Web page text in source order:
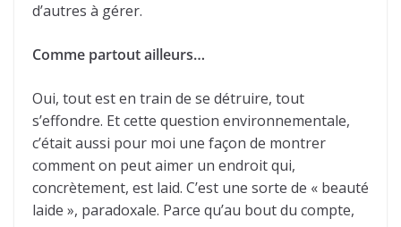
d’autres à gérer.
Comme partout ailleurs…
Oui, tout est en train de se détruire, tout
s’effondre. Et cette question environnementale,
c’était aussi pour moi une façon de montrer
comment on peut aimer un endroit qui,
concrètement, est laid. C’est une sorte de « beauté
laide », paradoxale. Parce qu’au bout du compte,